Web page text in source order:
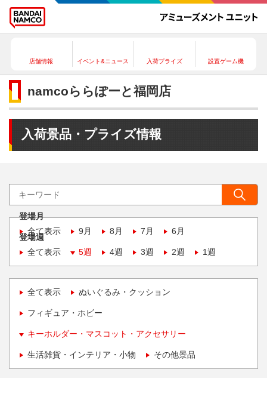
店舗情報 イベント&ニュース 入荷プライズ 設置ゲーム機
namcoららぽーと福岡店
入荷景品・プライズ情報
登場月
全て表示
9月 8月 7月 6月
登場週
全て表示
5週 4週 3週 2週 1週
全て表示 ぬいぐるみ・クッション
フィギュア・ホビー
キーホルダー・マスコット・アクセサリー
生活雑貨・インテリア・小物 その他景品